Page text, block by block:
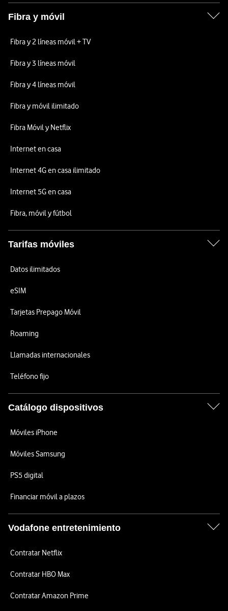
Fibra y móvil
Fibra y 2 líneas móvil + TV
Fibra y 3 líneas móvil
Fibra y 4 líneas móvil
Fibra y móvil ilimitado
Fibra Móvil y Netflix
Internet en casa
Internet 4G en casa ilimitado
Internet 5G en casa
Fibra, móvil y fútbol
Tarifas móviles
Datos ilimitados
eSIM
Tarjetas Prepago Móvil
Roaming
Llamadas internacionales
Teléfono fijo
Catálogo dispositivos
Móviles iPhone
Móviles Samsung
PS5 digital
Financiar móvil a plazos
Vodafone entretenimiento
Contratar Netflix
Contratar HBO Max
Contratar Amazon Prime